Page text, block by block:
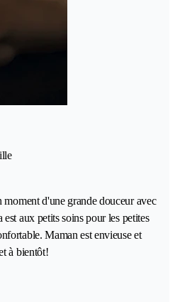
d'une grande douceur avec
est aux petits soins pour les petites
Maman est envieuse et
à bientôt!